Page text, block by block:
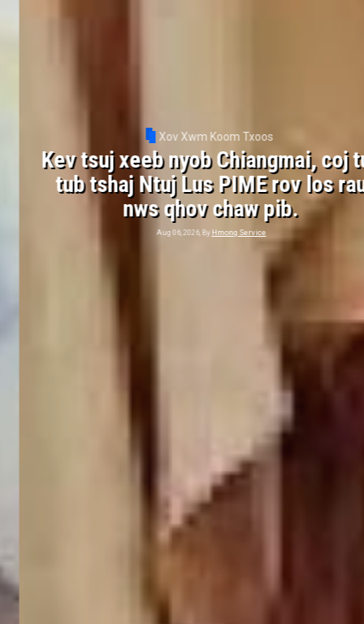
Xov Xwm Koom Txoos
Kev tsuj xeeb nyob Chiangmai, coj tus
tub tshaj Ntuj Lus PIME rov los rau
nws qhov chaw pib.
Aug 06, 2026, ByHmong Service